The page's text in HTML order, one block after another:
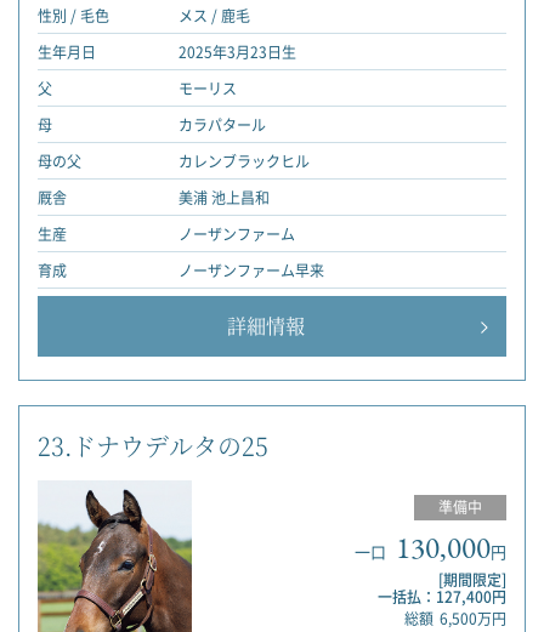
性別 / 毛色
メス / 鹿毛
生年月日
2025年3月23日生
父
モーリス
母
カラパタール
母の父
カレンブラックヒル
厩舎
美浦 池上昌和
生産
ノーザンファーム
育成
ノーザンファーム早来
詳細情報
23.ドナウデルタの25
準備中
一口 130,000円
[期間限定]
一括払：127,400円
総額 6,500万円